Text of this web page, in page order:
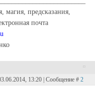
магия, предсказания,
почта
13:20 | Сообщение # 2